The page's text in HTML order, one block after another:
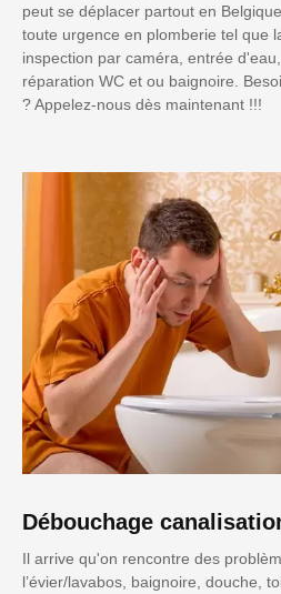
peut se déplacer partout en
toute urgence en plomberie tel que
inspection par caméra, entrée
réparation WC et ou baignoire.
? Appelez-nous dès maintenant !!!
Débouchage
Il arrive qu'on rencontre des
l’évier/lavabos, baignoire, douche,